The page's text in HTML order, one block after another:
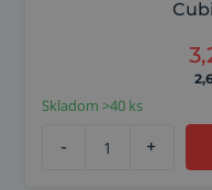
Skladom >40 ks
- +